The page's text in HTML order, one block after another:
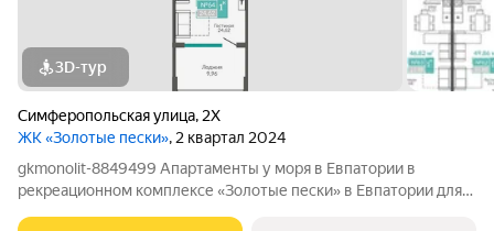
3D-тур
Симферопольская улица, 2Х
ЖК «Золотые пески», 2 квартал 2024
gkmonolit-8849499 Апартаменты у моря в Евпатории в
рекреационном комплексе «Золотые пески» в Евпатории для